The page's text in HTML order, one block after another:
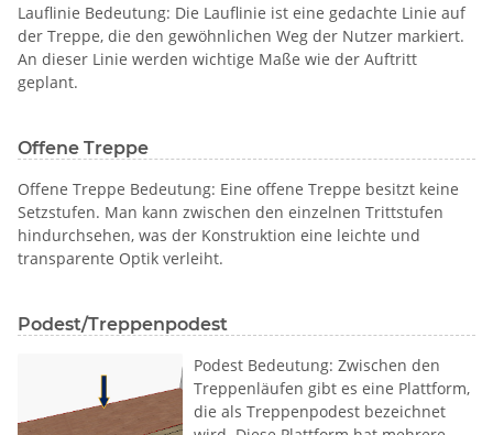
Lauflinie Bedeutung: Die Lauflinie ist eine gedachte Linie auf
der Treppe, die den gewöhnlichen Weg der Nutzer markiert.
An dieser Linie werden wichtige Maße wie der Auftritt
geplant.
Offene Treppe
Offene Treppe Bedeutung: Eine offene Treppe besitzt keine
Setzstufen. Man kann zwischen den einzelnen Trittstufen
hindurchsehen, was der Konstruktion eine leichte und
transparente Optik verleiht.
Podest/Treppenpodest
Podest Bedeutung: Zwischen den
Treppenläufen gibt es eine Plattform,
die als Treppenpodest bezeichnet